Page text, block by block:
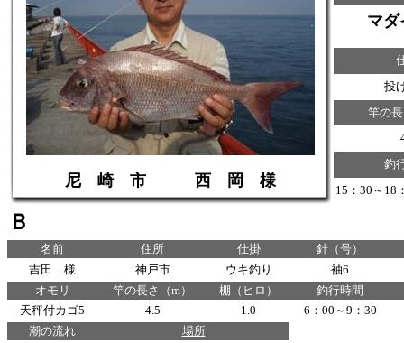
尼 崎 市 西 岡 様
マダ
投
竿の
釣
15：30～18
Ｂ
名前 住所 仕掛
針（号）
吉田 様
神戸市 ウキ釣り
袖6
オモリ
竿の長さ（m） 棚（ヒロ）
釣行時間
天秤付カゴ5
4.5 1.0
6：00～9：30
潮の流れ
場所